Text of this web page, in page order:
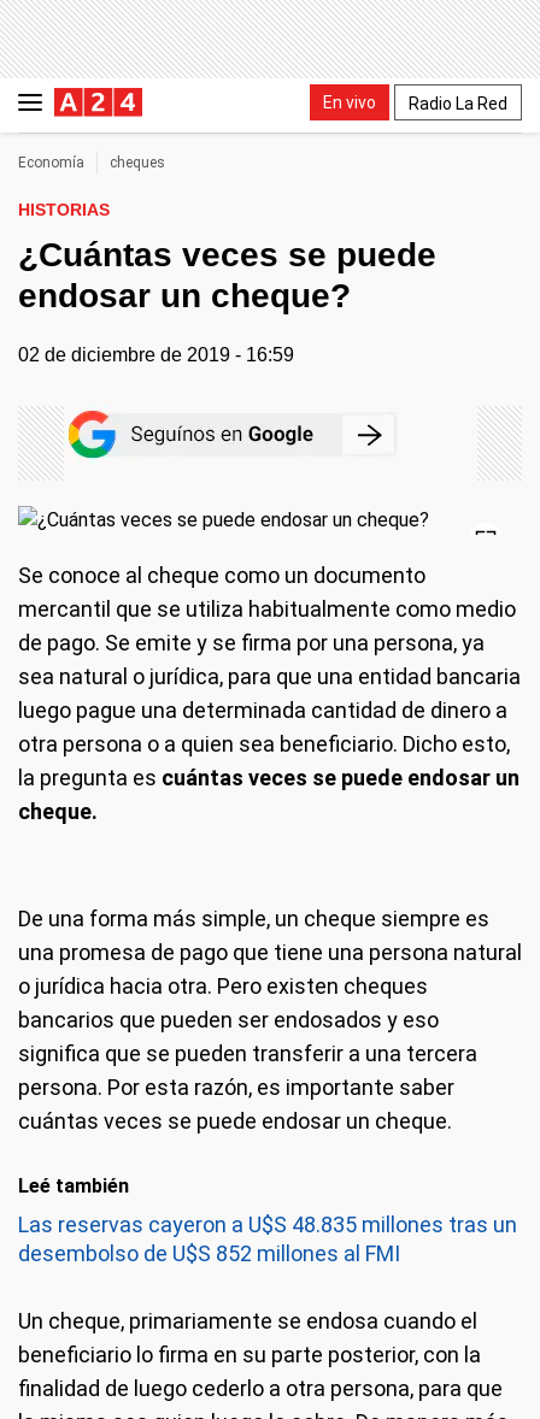
En vivo Radio La Red
Economía cheques
HISTORIAS
¿Cuántas veces se puede
endosar un cheque?
02 de diciembre de 2019 - 16:59
Se conoce al cheque como un documento
mercantil que se utiliza habitualmente como medio
de pago. Se emite y se firma por una persona, ya
sea natural o jurídica, para que una entidad bancaria
luego pague una determinada cantidad de dinero a
otra persona o a quien sea beneficiario. Dicho esto,
la pregunta es cuántas veces se puede endosar un
cheque.
De una forma más simple, un cheque siempre es
una promesa de pago que tiene una persona natural
o jurídica hacia otra. Pero existen cheques
bancarios que pueden ser endosados y eso
significa que se pueden transferir a una tercera
persona. Por esta razón, es importante saber
cuántas veces se puede endosar un cheque.
Leé también
Las reservas cayeron a U$S 48.835 millones tras un
desembolso de U$S 852 millones al FMI
Un cheque, primariamente se endosa cuando el
beneficiario lo firma en su parte posterior, con la
finalidad de luego cederlo a otra persona, para que